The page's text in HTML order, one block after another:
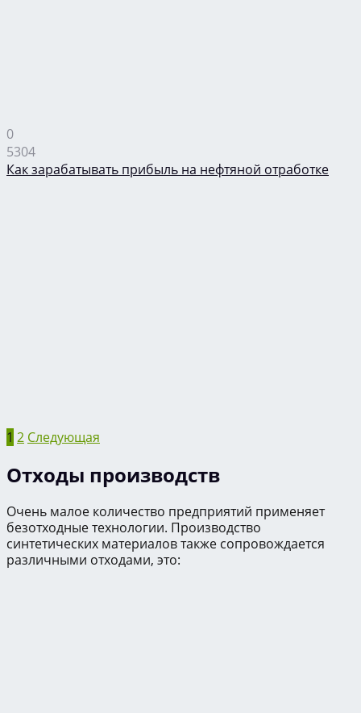
0
5304
Как зарабатывать прибыль на нефтяной отработке
1 2 Следующая
Отходы производств
Очень малое количество предприятий применяет
безотходные технологии. Производство
синтетических материалов также сопровождается
различными отходами, это: